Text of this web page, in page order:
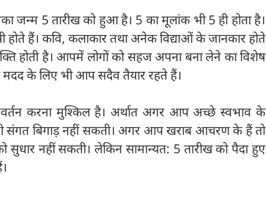
जन्म 5 तारीख को हुआ है। 5 का मूलांक भी 5 ही होता है।
होते हैं। कवि, कलाकार तथा अनेक विद्याओं के जानकार होते
होती है। आपमें लोगों को सहज अपना बना लेने का विशेष
मदद के लिए भी आप सदैव तैयार रहते हैं।
करना मुश्किल है। अर्थात अगर आप अच्छे स्वभाव के
संगत बिगाड़ नहीं सकती। अगर आप खराब आचरण के हैं तो
सुधार नहीं सकती। लेकिन सामान्यत: 5 तारीख को पैदा हुए